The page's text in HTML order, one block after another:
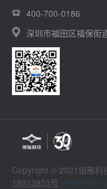
400-700-0186
深圳市福田区福保街
Copyright © 2021银雁科
18013953号 Powered